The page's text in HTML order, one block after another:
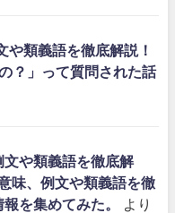
や類義語を徹底解説！
？」って質問された話
文や類義語を徹底解
味、例文や類義語を徹
を集めてみた。
より